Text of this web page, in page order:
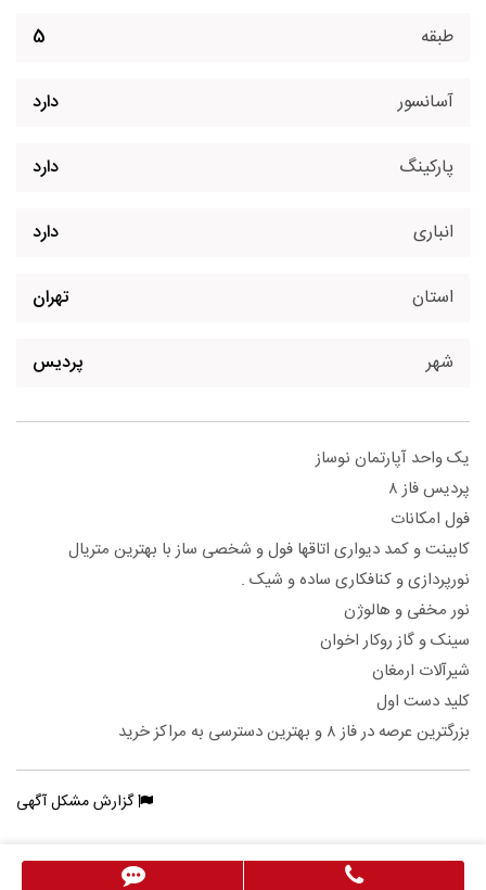
طبقه 5
آسانسور دارد
پارکینگ دارد
انباری دارد
استان تهران
شهر پردیس
یک واحد آپارتمان نوساز
پردیس فاز ۸
فول امکانات
کابینت و کمد دیواری اتاقها فول و شخصی ساز با بهترین متریال
نورپردازی و کنافکاری ساده و شیک .
نور مخفی و هالوژن
سینک و گاز روکار اخوان
شیرآلات ارمغان
کلید دست اول
بزرگترین عرصه در فاز ۸ و بهترین دسترسی به مراکز خرید
گزارش مشکل آگهی